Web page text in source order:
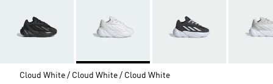
Cloud White / Cloud White / Cloud White